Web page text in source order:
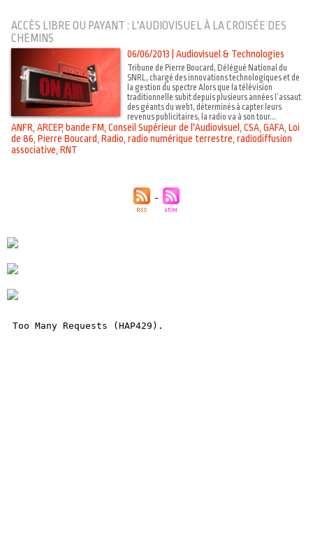
ACCÈS LIBRE OU PAYANT : L'AUDIOVISUEL À LA CROISÉE DES
CHEMINS
06/06/2013 |Audiovisuel & Technologies
Tribune de Pierre Boucard, Délégué National du
SNRL, chargé des innovations technologiques et de
la gestion du spectre Alors que la télévision
traditionnelle subit depuis plusieurs années l’assaut
des géants du web1, déterminés à capter leurs
revenus publicitaires, la radio va à son tour...
ANFR ARCEP, bande FM Conseil Supérieur de l'Audiovisuel CSA GAFA Loi
de 86 Pierre Boucard Radio radio numérique terrestre radiodiffusion
associative RNT